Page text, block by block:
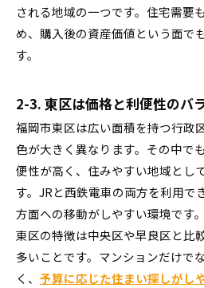
される地域の一つです。住宅需要
め、購入後の資産価値という面で
す。
2-3. 東区は価格と利便性のバ
福岡市東区は広い面積を持つ行政
色が大きく異なります。その中で
便性が高く、住みやすい地域とし
す。JRと西鉄電車の両方を利用で
方面への移動がしやすい環境です。
東区の特徴は中央区や早良区と比
多いことです。マンションだけで
く、 予算に応じた住まい探しがし